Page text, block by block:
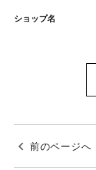
ショップ名
前のページへ